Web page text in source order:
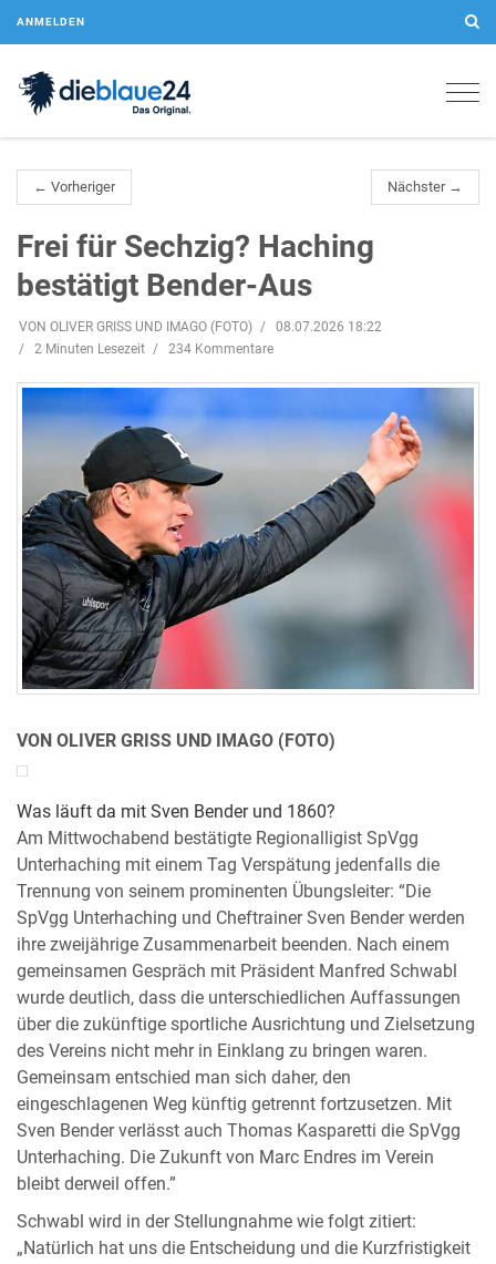
ANMELDEN
← Vorheriger Nächster →
Frei für Sechzig? Haching
bestätigt Bender-Aus
VON OLIVER GRISS UND IMAGO (FOTO)
08.07.2026 18:22
2 Minuten Lesezeit
234 Kommentare
VON OLIVER GRISS UND IMAGO (FOTO)
Was läuft da mit Sven Bender und 1860?
Am Mittwochabend bestätigte Regionalligist SpVgg
Unterhaching mit einem Tag Verspätung jedenfalls die
Trennung von seinem prominenten Übungsleiter: “Die
SpVgg Unterhaching und Cheftrainer Sven Bender werden
ihre zweijährige Zusammenarbeit beenden. Nach einem
gemeinsamen Gespräch mit Präsident Manfred Schwabl
wurde deutlich, dass die unterschiedlichen Auffassungen
über die zukünftige sportliche Ausrichtung und Zielsetzung
des Vereins nicht mehr in Einklang zu bringen waren.
Gemeinsam entschied man sich daher, den
eingeschlagenen Weg künftig getrennt fortzusetzen. Mit
Sven Bender verlässt auch Thomas Kasparetti die SpVgg
Unterhaching. Die Zukunft von Marc Endres im Verein
bleibt derweil offen.”
Schwabl wird in der Stellungnahme wie folgt zitiert:
„Natürlich hat uns die Entscheidung und die Kurzfristigkeit